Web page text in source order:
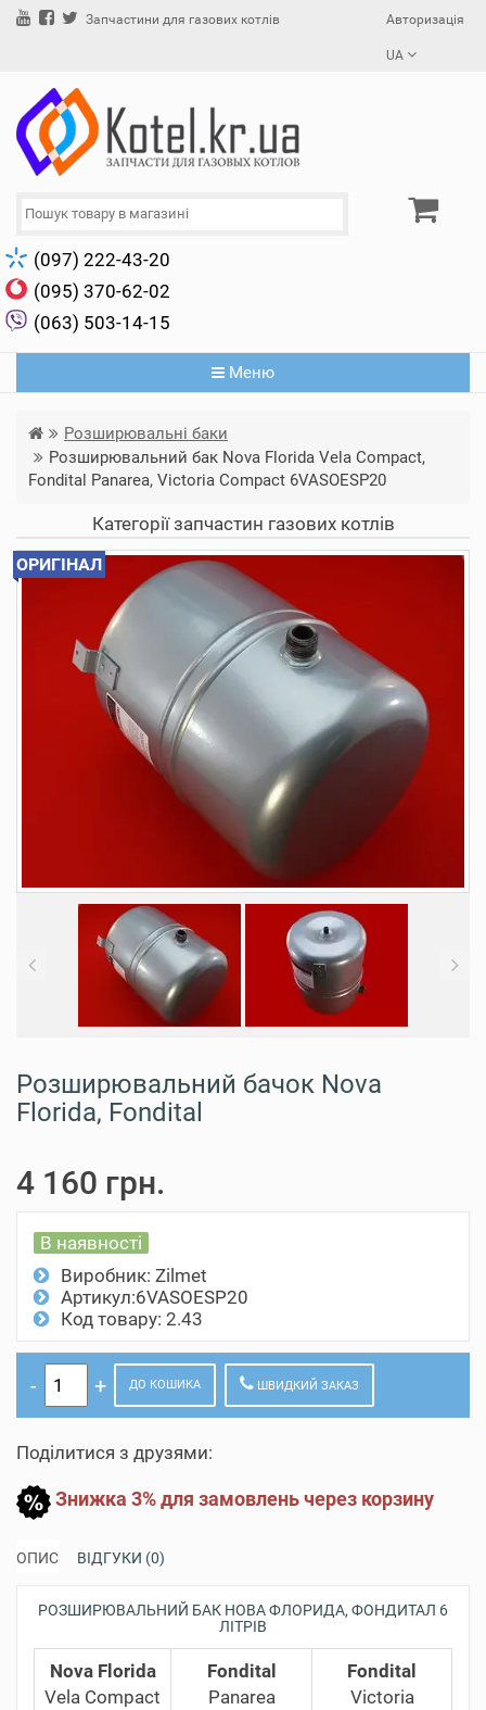
Запчастини для газових котлів Авторизація
UA
(097) 222-43-20
(095) 370-62-02
(063) 503-14-15
Меню
Розширювальні баки
Розширювальний бак Nova Florida Vela Compact,
Fondital Panarea, Victoria Compact 6VASOESP20
Категорії запчастин газових котлів
ОРИГІНАЛ
Previous
Розширювальний бачок Nova
Florida, Fondital
4 160 грн.
В наявності
Виробник: Zilmet
Артикул:6VASOESP20
Код товару: 2.43
ДО КОШИКА ШВИДКИЙ ЗАКАЗ
Поділитися з друзями:
Знижка 3% для замовлень через корзину
ОПИС ВІДГУКИ (0)
РОЗШИРЮВАЛЬНИЙ БАК НОВА ФЛОРИДА, ФОНДИТАЛ 6
ЛІТРІВ
Nova Florida
Vela Compact
Fondital
Panarea
Fondital
Victoria